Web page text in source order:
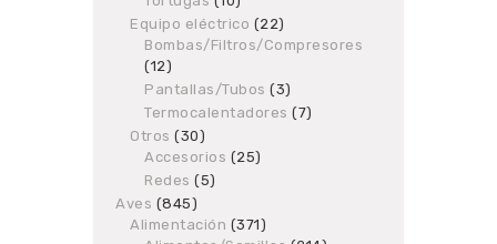
products
Equipo eléctrico 2222
products
Bombas/Filtros/Compresores
1212
products
Pantallas/Tubos 33
products
Termocalentadores 77
Otros 3030
products
Accesorios 2525
Redes 55
Aves 845845
products
Alimentación 371371